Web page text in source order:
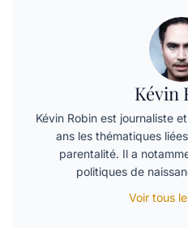
Kévin
Kévin Robin est journaliste
ans les thématiques
parentalité. Il a
politiques de
Voir tous